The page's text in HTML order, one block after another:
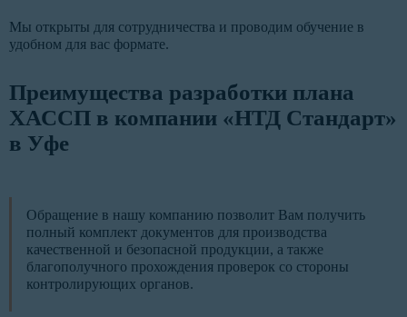
Мы открыты для сотрудничества и проводим обучение в
удобном для вас формате.
Преимущества разработки плана
ХАССП в компании «НТД Стандарт»
в Уфе
Обращение в нашу компанию позволит Вам получить
полный комплект документов для производства
качественной и безопасной продукции, а также
благополучного прохождения проверок со стороны
контролирующих органов.